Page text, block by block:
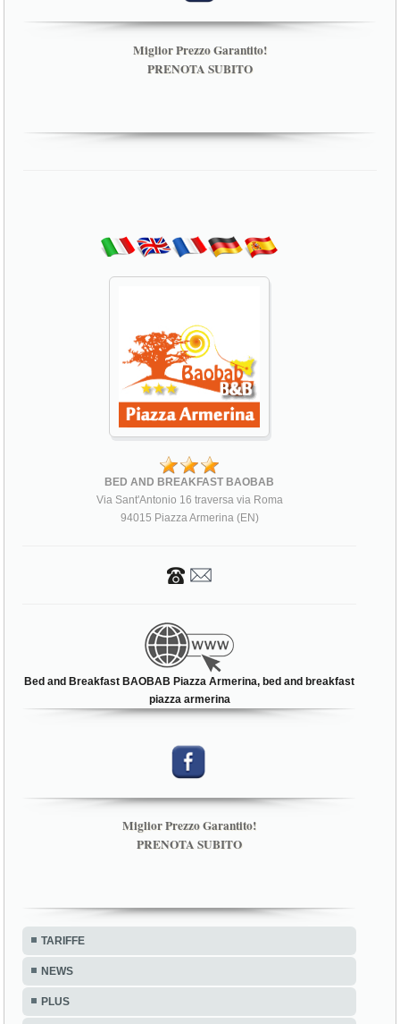
Miglior Prezzo Garantito!
PRENOTA SUBITO
BED AND BREAKFAST BAOBAB
Via Sant'Antonio 16 traversa via Roma
94015 Piazza Armerina (EN)
Bed and Breakfast BAOBAB Piazza Armerina, bed and breakfast
piazza armerina
Miglior Prezzo Garantito!
PRENOTA SUBITO
TARIFFE
NEWS
PLUS